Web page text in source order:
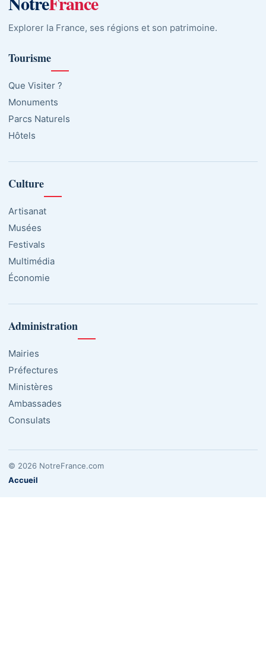
Explorer la France, ses régions et son patrimoine.
Tourisme
Que Visiter ?
Monuments
Parcs Naturels
Hôtels
Culture
Artisanat
Musées
Festivals
Multimédia
Économie
Administration
Mairies
Préfectures
Ministères
Ambassades
Consulats
© 2026 NotreFrance.com
Accueil